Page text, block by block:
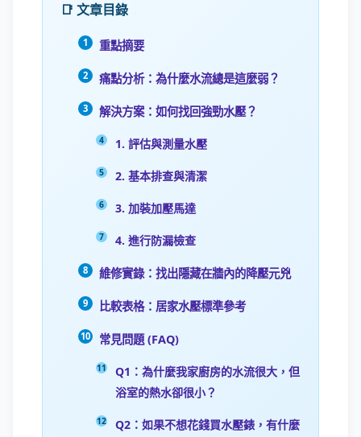
📑 文章目錄
重點摘要
痛點分析：為什麼水流總是這麼弱？
解決方案：如何找回強勁水壓？
1. 評估與測量水壓
2. 基本排查與清潔
3. 加裝加壓馬達
4. 進行防漏檢查
維修實錄：找出隱藏在牆內的降壓元兇
比較表格：居家水壓標準參考
常見問題 (FAQ)
Q1：為什麼我家廚房的水流很大，但
浴室的熱水卻很小？
Q2：如果不想花錢買水壓錶，有什麼